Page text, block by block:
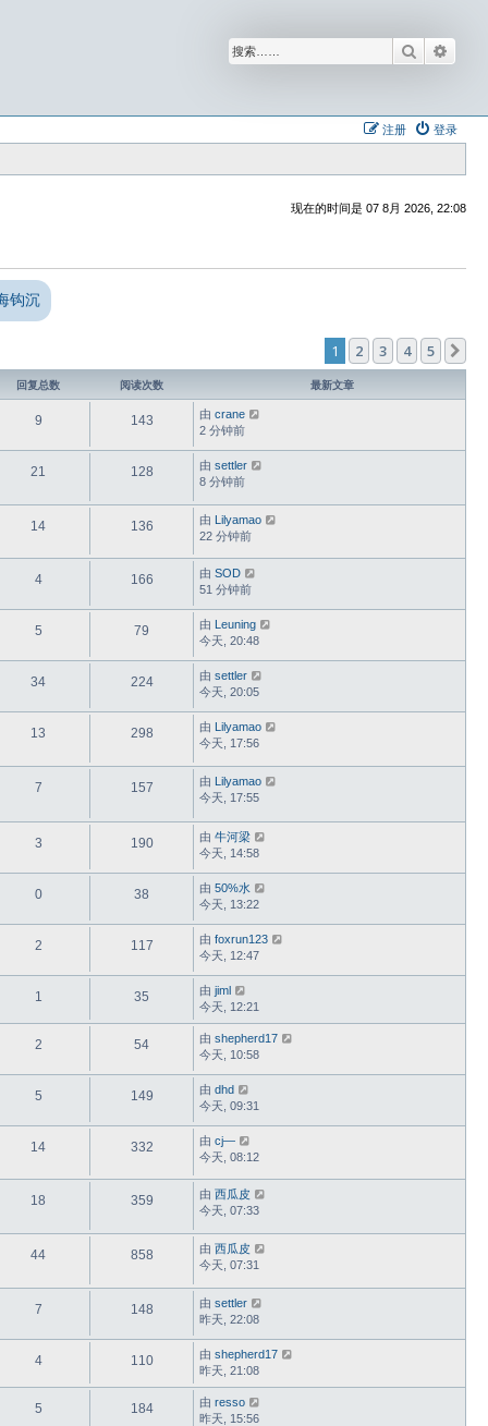
搜索
登录
注册
现在的时间是 07 8月 2026, 22:08
钩沉
1 2 3 4 5
回复总数 阅读次数 最新文章
9 143 由 crane
2 分钟前
21 128 由 settler
8 分钟前
14 136 由 Lilyamao
22 分钟前
4 166 由 SOD
51 分钟前
5 79 由
Leuning
今天, 20:48
34 224 由 settler
今天, 20:05
13 298 由 Lilyamao
今天, 17:56
7 157 由 Lilyamao
今天, 17:55
3 190 由 牛河梁
今天, 14:58
0 38 由 50%水
今天, 13:22
2 117 由 foxrun123
今天, 12:47
1 35 由 jiml
今天, 12:21
2 54 由 shepherd17
今天, 10:58
5 149 由 dhd
今天, 09:31
14 332 由 cj—
今天, 08:12
18 359 由 西瓜皮
今天, 07:33
44 858 由 西瓜皮
今天, 07:31
7 148 由 settler
昨天, 22:08
4 110 由 shepherd17
昨天, 21:08
5 184 由 resso
昨天, 15:56